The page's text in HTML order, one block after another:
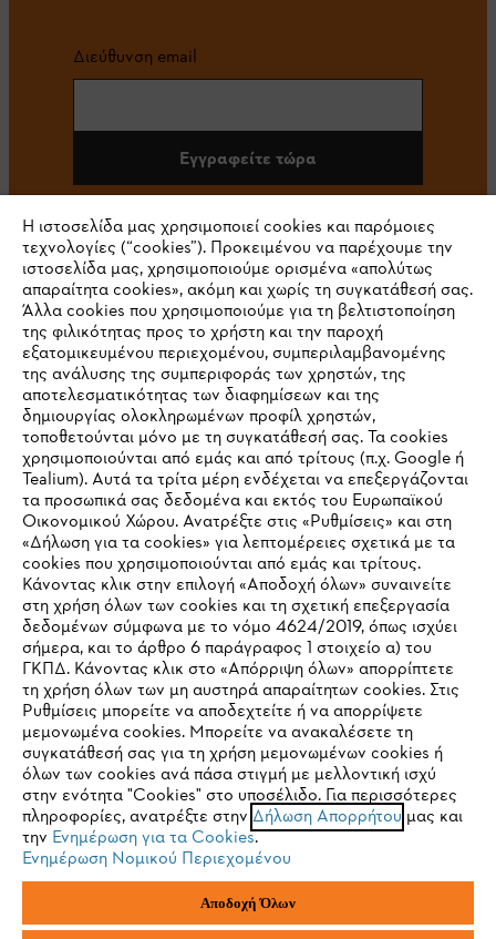
Διεύθυνση email
Εγγραφείτε τώρα
#STIHL
Εταιρεία
STIHL Συχνές ερωτήσεις
Service
Πολιτική απορρήτου Νομικό κείμενο Cookies
Νομικές πληροφορίες
145 64 Κηφισιά, Αθήνα
IHR BROWSER WIRD NICHT
UNTERSTÜTZT
Sie nutzen einen Browser, den wir noch nicht unterstützen. Für
eine optimale Nutzung unserer Seite empfehlen wir Ihnen, zu
einem der folgenden Browser zu wechseln:
Firefox Chrome
Η ιστοσελίδα μας χρησιμοποιεί cookies και παρόμοιες
τεχνολογίες (“cookies”). Προκειμένου να παρέχουμε την
ιστοσελίδα μας, χρησιμοποιούμε ορισμένα «απολύτως
απαραίτητα cookies», ακόμη και χωρίς τη συγκατάθεσή σας.
Άλλα cookies που χρησιμοποιούμε για τη βελτιστοποίηση
της φιλικότητας προς το χρήστη και την παροχή
εξατομικευμένου περιεχομένου, συμπεριλαμβανομένης
της ανάλυσης της συμπεριφοράς των χρηστών, της
αποτελεσματικότητας των διαφημίσεων και της
δημιουργίας ολοκληρωμένων προφίλ χρηστών,
τοποθετούνται μόνο με τη συγκατάθεσή σας. Τα cookies
χρησιμοποιούνται από εμάς και από τρίτους (π.χ. Google ή
Tealium). Αυτά τα τρίτα μέρη ενδέχεται να επεξεργάζονται
τα προσωπικά σας δεδομένα και εκτός του Ευρωπαϊκού
Οικονομικού Χώρου. Ανατρέξτε στις «Ρυθμίσεις» και στη
«Δήλωση για τα cookies» για λεπτομέρειες σχετικά με τα
cookies που χρησιμοποιούνται από εμάς και τρίτους.
Κάνοντας κλικ στην επιλογή «Αποδοχή όλων» συναινείτε
στη χρήση όλων των cookies και τη σχετική επεξεργασία
δεδομένων σύμφωνα με το νόμο 4624/2019, όπως ισχύει
σήμερα, και το άρθρο 6 παράγραφος 1 στοιχείο α) του
ΓΚΠΔ. Κάνοντας κλικ στο «Απόρριψη όλων» απορρίπτετε
τη χρήση όλων των μη αυστηρά απαραίτητων cookies. Στις
Ρυθμίσεις μπορείτε να αποδεχτείτε ή να απορρίψετε
μεμονωμένα cookies. Μπορείτε να ανακαλέσετε τη
συγκατάθεσή σας για τη χρήση μεμονωμένων cookies ή
όλων των cookies ανά πάσα στιγμή με μελλοντική ισχύ
στην ενότητα "Cookies" στο υποσέλιδο. Για περισσότερες
πληροφορίες, ανατρέξτε στην Δήλωση Απορρήτου μας και
την Ενημέρωση για τα Cookies.
Ενημέρωση Νομικού Περιεχομένου
Αποδοχή Όλων